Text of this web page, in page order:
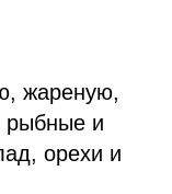
жареную,
рыбные и
орехи и